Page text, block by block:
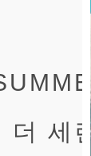
더 세